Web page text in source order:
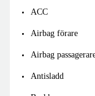
ACC
Airbag förare
Airbag
Antisladd